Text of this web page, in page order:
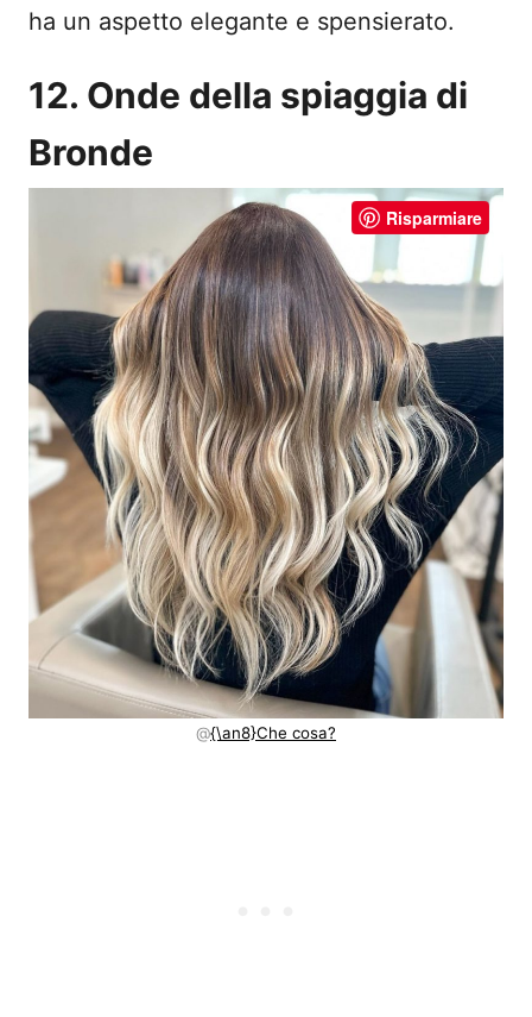
ha un aspetto elegante e spensierato.
12. Onde della spiaggia di
Bronde
Risparmiare
@{\an8}Che cosa?